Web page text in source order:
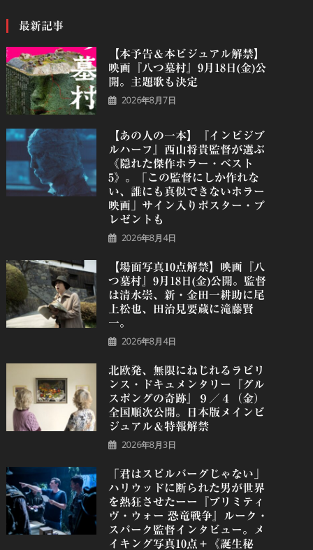
最新記事
【本予告＆本ビジュアル解禁】
映画『八つ墓村』9月18日(金)公
開。主題歌も決定
2026年8月7日
【あの人の一本】『インビジブ
ルハーフ』⻄⼭将貴監督が選ぶ
《隠れた傑作ホラー・ベスト
5》。「この監督にしか作れな
い、誰にも真似できないホラー
映画」サイン入りポスター・プ
レゼントも
2026年8月4日
【場面写真10点解禁】映画『八
つ墓村』9月18日(金)公開。監督
は清水崇、新・金田一耕助に尾
上松也、田治見要蔵に滝藤賢
一。
2026年8月4日
北欧発、無限にねじれるラビリ
ンス・ドキュメンタリー『グル
スポングの奇跡』９／４（金）
全国順次公開。日本版メインビ
ジュアル＆特報解禁
2026年8月3日
「君はスピルバーグじゃない」
ハリウッドに断られた男が世界
を熱狂させたーー『プリミティ
ヴ・ウォー 恐⻯戦争』ルーク・
スパーク監督インタビュー。メ
イキング写真10点＋《誕⽣秘